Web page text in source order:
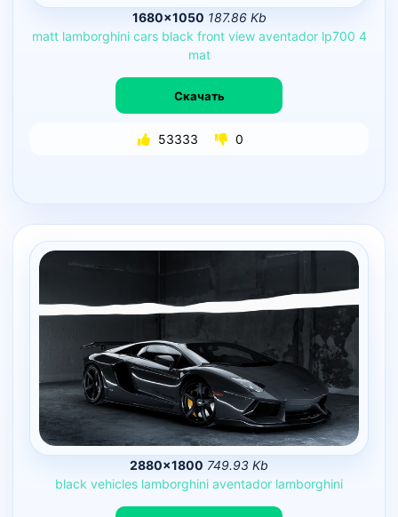
1680×1050 187.86 Kb
matt lamborghini cars black front view aventador lp700 4
mat
Скачать
53333 0
2880×1800 749.93 Kb
black vehicles lamborghini aventador lamborghini